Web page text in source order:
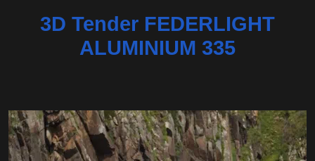
3D Tender FEDERLIGHT
ALUMINIUM 335